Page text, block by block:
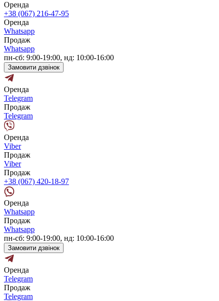
Оренда
+38 (067) 216-47-95
Оренда
Whatsapp
Продаж
Whatsapp
пн-сб: 9:00-19:00, нд: 10:00-16:00
Замовити дзвінок
Оренда
Telegram
Продаж
Telegram
Оренда
Viber
Продаж
Viber
Продаж
+38 (067) 420-18-97
Оренда
Whatsapp
Продаж
Whatsapp
пн-сб: 9:00-19:00, нд: 10:00-16:00
Замовити дзвінок
Оренда
Telegram
Продаж
Telegram